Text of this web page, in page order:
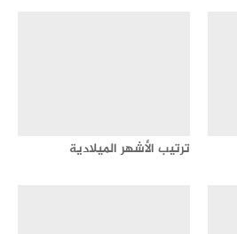
ترتيب الأشهر الميلادية